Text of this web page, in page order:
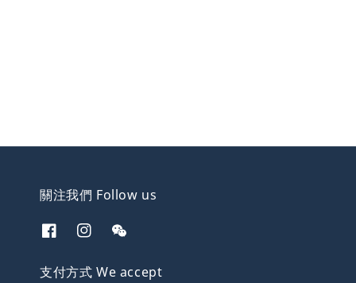
關注我們 Follow us
支付方式 We accept